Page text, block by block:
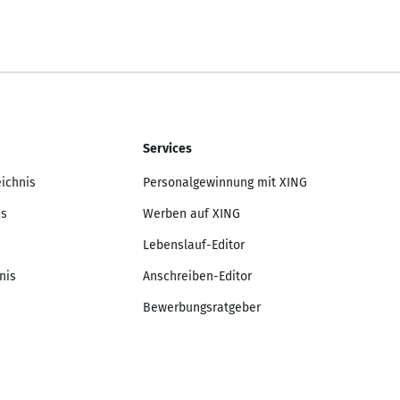
Services
Personalgewinnung mit XING
Werben auf XING
Lebenslauf-Editor
Anschreiben-Editor
Bewerbungsratgeber